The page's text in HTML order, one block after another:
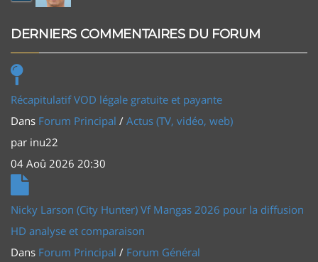
DERNIERS COMMENTAIRES DU FORUM
Récapitulatif VOD légale gratuite et payante
Dans Forum Principal / Actus (TV, vidéo, web)
par inu22
04 Aoû 2026 20:30
Nicky Larson (City Hunter) Vf Mangas 2026 pour la diffusion
HD analyse et comparaison
Dans Forum Principal / Forum Général